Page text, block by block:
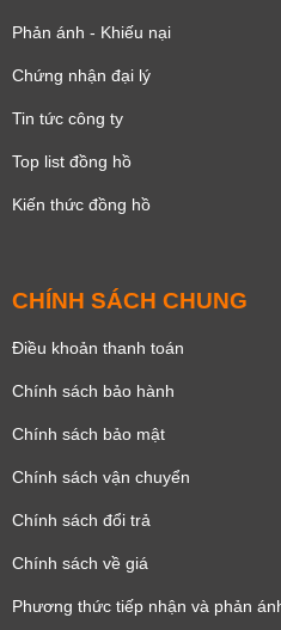
Phản ánh - Khiếu nại
Chứng nhận đại lý
Tin tức công ty
Top list đồng hồ
Kiến thức đồng hồ
CHÍNH SÁCH CHUNG
Điều khoản thanh toán
Chính sách bảo hành
Chính sách bảo mật
Chính sách vận chuyển
Chính sách đổi trả
Chính sách về giá
Phương thức tiếp nhận và phản